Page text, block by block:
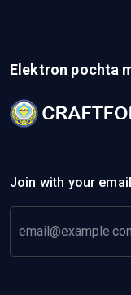
Elektron pochta
Join with your